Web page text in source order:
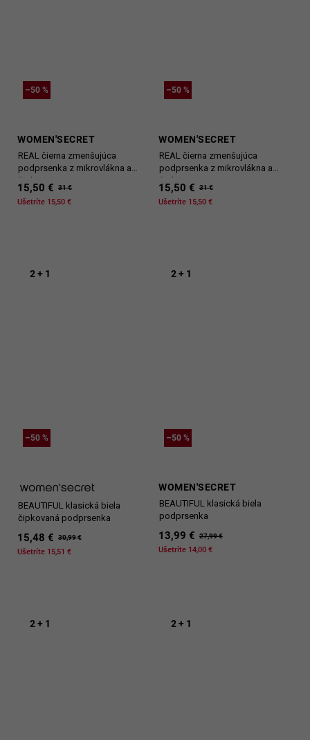
–50 %
WOMEN'SECRET
REAL čierna zmenšujúca
podprsenka z mikrovlákna a
čipky
15,50 € 31 €
Ušetríte 15,50 €
–50 %
WOMEN'SECRET
REAL čierna zmenšujúca
podprsenka z mikrovlákna a
čipky
15,50 € 31 €
Ušetríte 15,50 €
2 + 1
–50 %
BEAUTIFUL klasická biela
čipkovaná podprsenka
15,48 € 30,99 €
Ušetríte 15,51 €
2 + 1
–50 %
WOMEN'SECRET
BEAUTIFUL klasická biela
podprsenka
13,99 € 27,99 €
Ušetríte 14,00 €
2 + 1 2 + 1